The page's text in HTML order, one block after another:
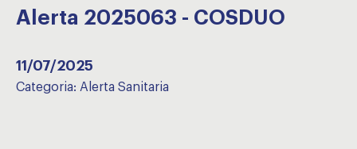
Alerta 2025063 - COSDUO
11/07/2025
Categoria: Alerta Sanitaria